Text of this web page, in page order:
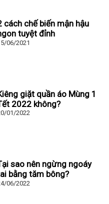
cách chế biến mận hậu
tuyệt đỉnh
06/2021
giặt quần áo Mùng 1
2022 không?
01/2022
sao nên ngừng ngoáy
bằng tăm bông?
06/2022